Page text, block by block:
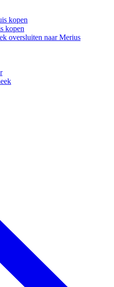
kopen
kopen
oversluiten naar Merius